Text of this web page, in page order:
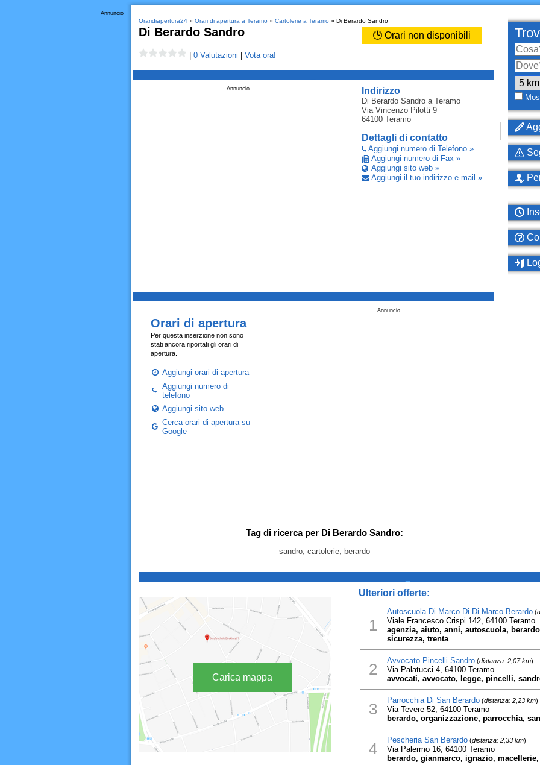
Annuncio
Oraridiapertura24» Orari di apertura a Teramo» Cartolerie a Teramo» Di Berardo Sandro
Di Berardo Sandro 🕒 Orari non disponibili
0 Valutazioni Vota ora!
Indirizzo
Di Berardo Sandroa Teramo
Via Vincenzo Pilotti 9
64100 Teramo
Dettagli di contatto
Aggiungi numero di Telefono »
Aggiungi numero di Fax »
Aggiungi sito web »
Aggiungi il tuo indirizzo e-mail »
Annuncio
Annuncio
Orari di apertura
Per questa inserzione non sono
stati ancora riportati gli orari di
apertura.
Aggiungi orari di apertura
Aggiungi numero di
telefono
Aggiungi sito web
Cerca orari di apertura su
Google
Tag di ricerca per Di Berardo Sandro:
sandro, cartolerie, berardo
Carica mappa
Ulteriori offerte:
1
Autoscuola Di Marco Di Di Marco Berardo(
Viale Francesco Crispi 142, 64100 Teramo
agenzia, aiuto, anni, autoscuola,
sicurezza, trenta
2 Avvocato Pincelli Sandro(distanza: 2,07 km)
Via Palatucci 4, 64100 Teramo
avvocati, avvocato, legge, pincelli,
3 Parrocchia Di San Berardo(distanza: 2,23 km)
Via Tevere 52, 64100 Teramo
berardo, organizzazione, parrocchia, san
4 Pescheria San Berardo(distanza: 2,33 km)
Via Palermo 16, 64100 Teramo
berardo, gianmarco, ignazio,